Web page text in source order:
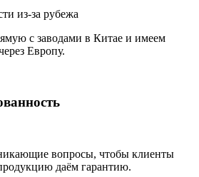
из-за рубежа
с заводами в Китае и имеем
Европу.
вопросы, чтобы клиенты
даём гарантию.